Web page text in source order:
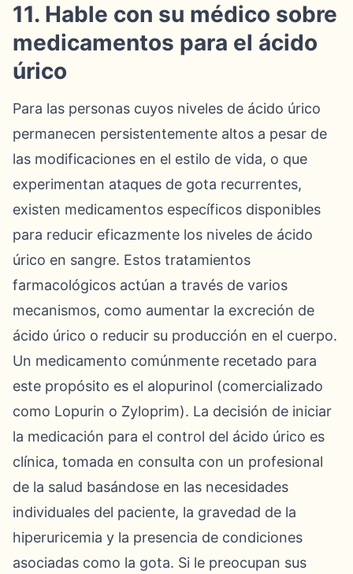
11. Hable con su médico sobre
medicamentos para el ácido
úrico
Para las personas cuyos niveles de ácido úrico
permanecen persistentemente altos a pesar de
las modificaciones en el estilo de vida, o que
experimentan ataques de gota recurrentes,
existen medicamentos específicos disponibles
para reducir eficazmente los niveles de ácido
úrico en sangre. Estos tratamientos
farmacológicos actúan a través de varios
mecanismos, como aumentar la excreción de
ácido úrico o reducir su producción en el cuerpo.
Un medicamento comúnmente recetado para
este propósito es el alopurinol (comercializado
como Lopurin o Zyloprim). La decisión de iniciar
la medicación para el control del ácido úrico es
clínica, tomada en consulta con un profesional
de la salud basándose en las necesidades
individuales del paciente, la gravedad de la
hiperuricemia y la presencia de condiciones
asociadas como la gota. Si le preocupan sus